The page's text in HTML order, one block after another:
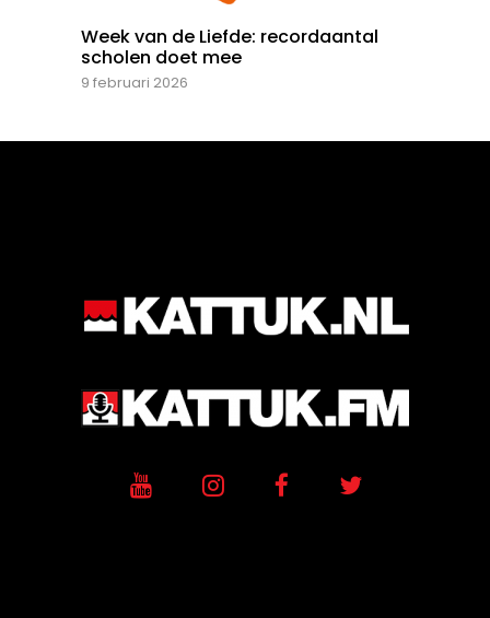
Week van de Liefde: recordaantal
scholen doet mee
9 februari 2026